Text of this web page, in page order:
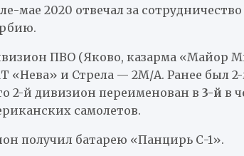
мае 2020 отвечал за
ПВО (Яково, казарма «Майор
«Нева» и Стрела — 2М/A. Ранее был
2-й дивизион переименован в 3-й в
самолетов.
получил батарею «Панцирь С-1».